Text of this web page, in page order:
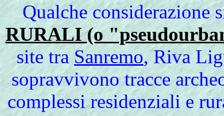
Qualche considerazione
RURALI (o
site traSanremo, Riva
sopravvivono tracce
complessi residenziali e